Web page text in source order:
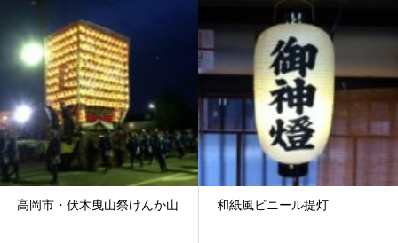
高岡市・伏木曳山祭けんか山 和紙風ビニール提灯